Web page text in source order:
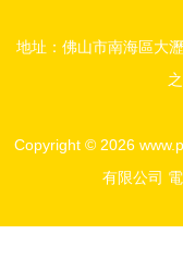
地址：佛山市南海區大
Copyright © 2026
有限公司